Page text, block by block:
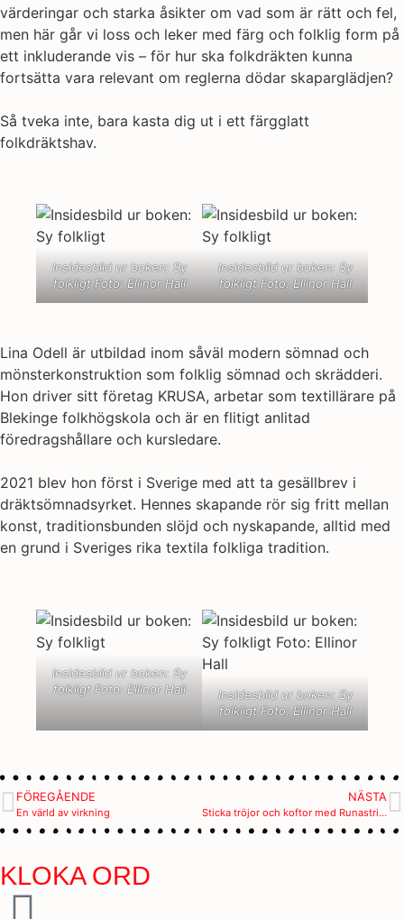
värderingar och starka åsikter om vad som är rätt och fel,
men här går vi loss och leker med färg och folklig form på
ett inkluderande vis – för hur ska folkdräkten kunna
fortsätta vara relevant om reglerna dödar skaparglädjen?
Så tveka inte, bara kasta dig ut i ett färgglatt
folkdräktshav.
Insidesbild ur boken: Sy
folkligt Foto: Ellinor Hall
Insidesbild ur boken: Sy
folkligt Foto: Ellinor Hall
Lina Odell är utbildad inom såväl modern sömnad och
mönsterkonstruktion som folklig sömnad och skrädderi.
Hon driver sitt företag KRUSA, arbetar som textillärare på
Blekinge folkhögskola och är en flitigt anlitad
föredragshållare och kursledare.
2021 blev hon först i Sverige med att ta gesällbrev i
dräktsömnadsyrket. Hennes skapande rör sig fritt mellan
konst, traditionsbunden slöjd och nyskapande, alltid med
en grund i Sveriges rika textila folkliga tradition.
Insidesbild ur boken: Sy
folkligt Foto: Ellinor Hall
Insidesbild ur boken: Sy
folkligt Foto: Ellinor Hall
FÖREGÅENDE
En värld av virkning
NÄSTA
Sticka tröjor och koftor med Runastrikk
KLOKA ORD